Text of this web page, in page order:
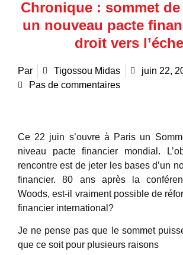
Chronique : sommet
un nouveau pacte
droit vers
Par Tigossou Midas juin 22,
Pas de commentaires
Ce 22 juin s’ouvre à Paris un
niveau pacte financier mondial.
rencontre est de jeter les bases d’un
financier. 80 ans après la
Woods, est-il vraiment possible de
financier international?
Je ne pense pas que le sommet
que ce soit pour plusieurs raisons